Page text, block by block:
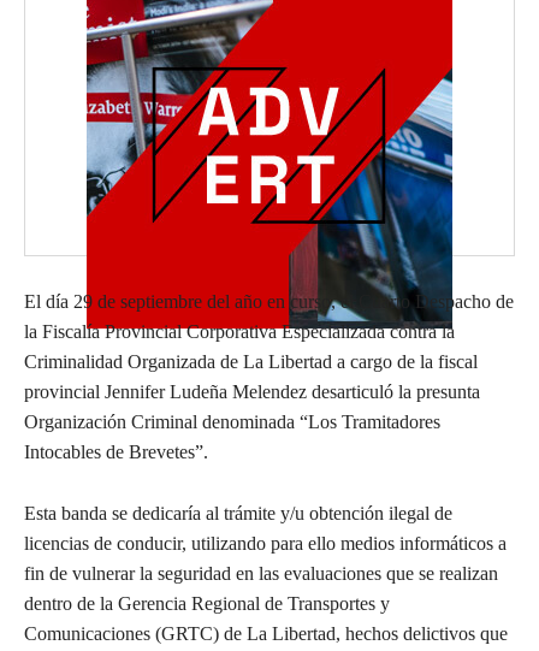
El día 29 de septiembre del año en curso, el Cuarto Despacho de
la Fiscalía Provincial Corporativa Especializada contra la
Criminalidad Organizada de La Libertad a cargo de la fiscal
provincial Jennifer Ludeña Melendez desarticuló la presunta
Organización Criminal denominada “Los Tramitadores
Intocables de Brevetes”.
Esta banda se dedicaría al trámite y/u obtención ilegal de
licencias de conducir, utilizando para ello medios informáticos a
fin de vulnerar la seguridad en las evaluaciones que se realizan
dentro de la Gerencia Regional de Transportes y
Comunicaciones (GRTC) de La Libertad, hechos delictivos que